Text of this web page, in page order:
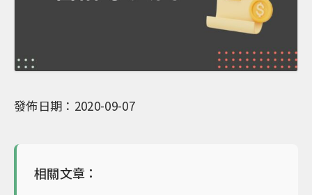
發佈日期：2020-09-07
相關文章：